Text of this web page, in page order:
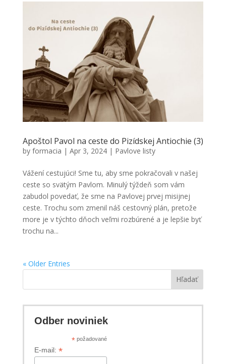
Apoštol Pavol na ceste do Pizídskej Antiochie (3)
by formacia | Apr 3, 2024| Pavlove listy
Vážení cestujúci! Sme tu, aby sme pokračovali v našej
ceste so svätým Pavlom. Minulý týždeň som vám
zabudol povedať, že sme na Pavlovej prvej misijnej
ceste. Trochu som zmenil náš cestovný plán, pretože
more je v týchto dňoch veľmi rozbúrené a je lepšie byť
trochu na...
« Older Entries
Hľadať
Odber noviniek
*požadované
E-mail: *